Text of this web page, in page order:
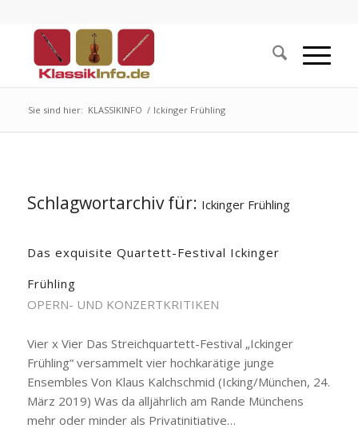
Sie sind hier: KLASSIKINFO / Ickinger Frühling
Schlagwortarchiv für: Ickinger Frühling
Das exquisite Quartett-Festival Ickinger
Frühling
OPERN- UND KONZERTKRITIKEN
Vier x Vier Das Streichquartett-Festival „Ickinger
Frühling“ versammelt vier hochkarätige junge
Ensembles Von Klaus Kalchschmid (Icking/München, 24.
März 2019) Was da alljährlich am Rande Münchens
mehr oder minder als Privatinitiative…